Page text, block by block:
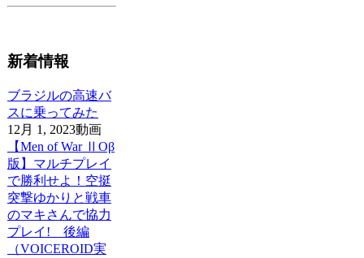
新着情報
ブラジルの高速バ
スに乗ってみた
12月 1, 2023動画
【Men of War ⅡOβ
版】マルチプレイ
で勝利せよ！空挺
突撃ゆかりと戦車
のマキさんで協力
プレイ! 後編
（VOICEROID実